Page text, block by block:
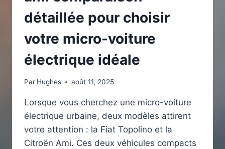
détaillée pour choisir
votre micro-voiture
électrique idéale
Par Hughes août 11, 2025
Lorsque vous cherchez une micro-voiture
électrique urbaine, deux modèles attirent
votre attention : la Fiat Topolino et la
Citroën Ami. Ces deux véhicules compacts